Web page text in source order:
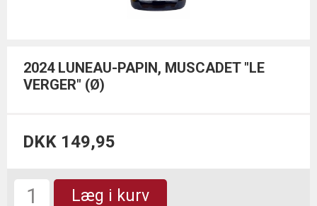
2024 LUNEAU-PAPIN, MUSCADET "LE
VERGER" (Ø)
DKK 149,95
Læg i kurv